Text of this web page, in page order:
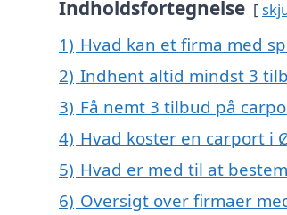
Indholdsfortegnelse
1) Hvad kan et firma med
2) Indhent altid mindst 3
3) Få nemt 3 tilbud på
4) Hvad koster en carport i
5) Hvad er med til at
6) Oversigt over firmaer